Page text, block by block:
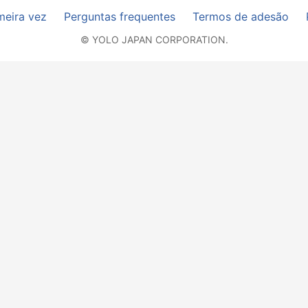
vez Perguntas frequentes Termos de adesão
© YOLO JAPAN CORPORATION.